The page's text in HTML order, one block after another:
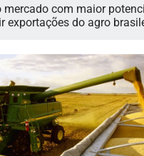
mercado com maior
exportações do agro